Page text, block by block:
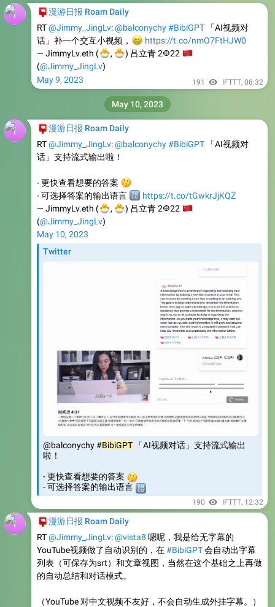
漫游日报 Roam Daily
RT@Jimmy_JingLv:@balconychy#BibiGPT 「AI视频对
话」补一个交互小视频，
😁https://t.co/nmO7FtHJW0
— JimmyLv.eth (
🐣
,
🐣) 吕立青 2𐃏22
(@Jimmy_JingLv)
May 9, 2023
191 IFTTT, 08:32
漫游日报 Roam Daily
RT@Jimmy_JingLv:@balconychy#BibiGPT 「AI视频对
话」支持流式输出啦！
- 更快查看想要的答案
🤔
- 可选择答案的输出语言
🔠https://t.co/tGwkrJjKQZ
— JimmyLv.eth (
🐣
,
🐣) 吕立青 2𐃏22
(@Jimmy_JingLv)
May 10, 2023
Twitter
@balconychy #BibiGPT 「AI视频对话」支持流式输出
啦！
- 更快查看想要的答案
🤔
- 可选择答案的输出语言
🔠
190 IFTTT, 12:32
May 10, 2023
漫游日报 Roam Daily
RT@Jimmy_JingLv:@vista8 嗯呢，我是给无字幕的
YouTube视频做了自动识别的，在#BibiGPT会自动出字幕
列表（可保存为srt）和文章视图，当然在这个基础之上再做
的自动总结和对话模式。
（YouTube 对中文视频不友好，不会自动生成外挂字幕。）